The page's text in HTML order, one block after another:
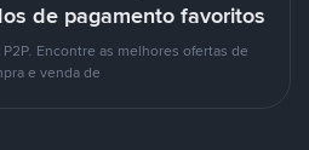
de pagamento favoritos
Encontre as melhores ofertas de
e venda de